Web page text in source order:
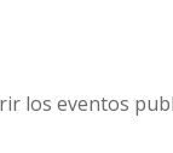
los eventos